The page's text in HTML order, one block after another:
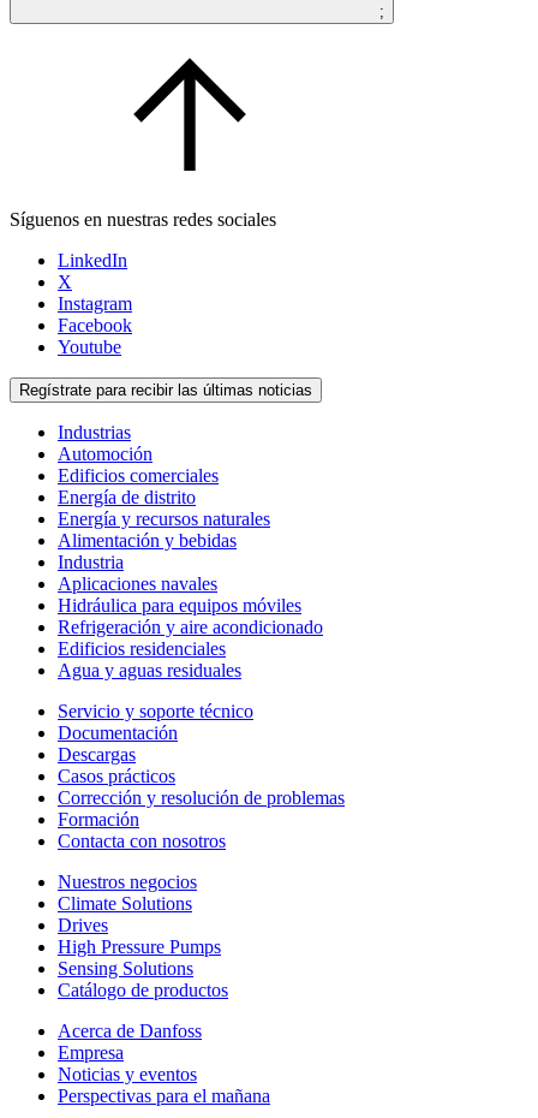
;
Síguenos en nuestras redes sociales
LinkedIn
X
Instagram
Facebook
Youtube
Regístrate para recibir las últimas noticias
Industrias
Automoción
Edificios comerciales
Energía de distrito
Energía y recursos naturales
Alimentación y bebidas
Industria
Aplicaciones navales
Hidráulica para equipos móviles
Refrigeración y aire acondicionado
Edificios residenciales
Agua y aguas residuales
Servicio y soporte técnico
Documentación
Descargas
Casos prácticos
Corrección y resolución de problemas
Formación
Contacta con nosotros
Nuestros negocios
Climate Solutions
Drives
High Pressure Pumps
Sensing Solutions
Catálogo de productos
Acerca de Danfoss
Empresa
Noticias y eventos
Perspectivas para el mañana